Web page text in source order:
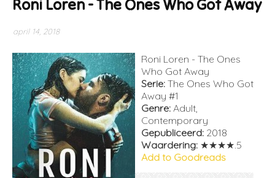
Roni Loren - The Ones Who Got Away
april 14, 2018
Roni Loren - The Ones
Who Got Away
Serie: The Ones Who Got
Away #1
Genre: Adult,
Contemporary
Gepubliceerd: 2018
Waardering: ★★★★.5
Add to Goodreads